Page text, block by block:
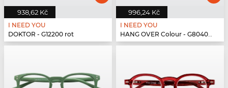
938,62 Kč
I NEED YOU
DOKTOR - G12200 rot
996,24 Kč
I NEED YOU
HANG OVER Colour - G80400 grün